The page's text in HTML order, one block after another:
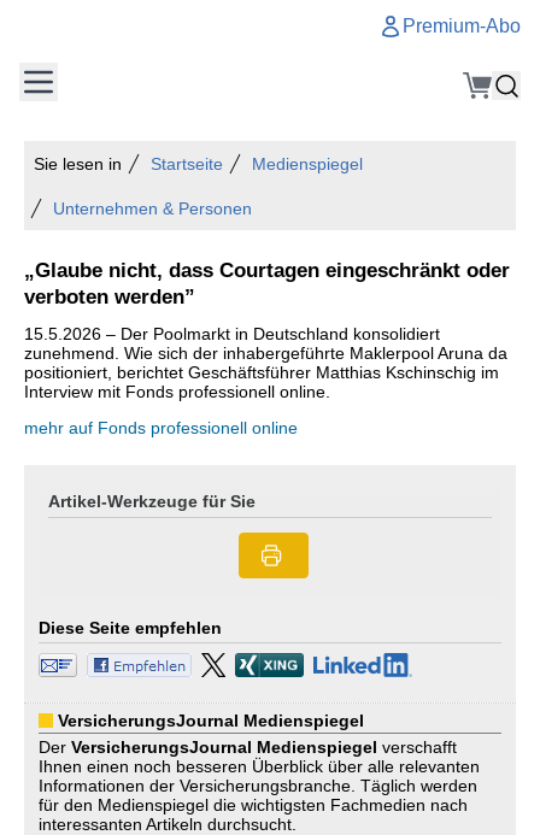
Premium-Abo
Sie lesen in Startseite Medienspiegel
Unternehmen & Personen
„Glaube nicht, dass Courtagen eingeschränkt oder
verboten werden”
15.5.2026 – Der Poolmarkt in Deutschland konsolidiert
zunehmend. Wie sich der inhabergeführte Maklerpool Aruna da
positioniert, berichtet Geschäftsführer Matthias Kschinschig im
Interview mit Fonds professionell online.
mehr auf Fonds professionell online
Artikel-Werkzeuge für Sie
Diese Seite empfehlen
VersicherungsJournal Medienspiegel
Der VersicherungsJournal Medienspiegel verschafft
Ihnen einen noch besseren Überblick über alle relevanten
Informationen der Versicherungsbranche. Täglich werden
für den Medienspiegel die wichtigsten Fachmedien nach
interessanten Artikeln durchsucht.